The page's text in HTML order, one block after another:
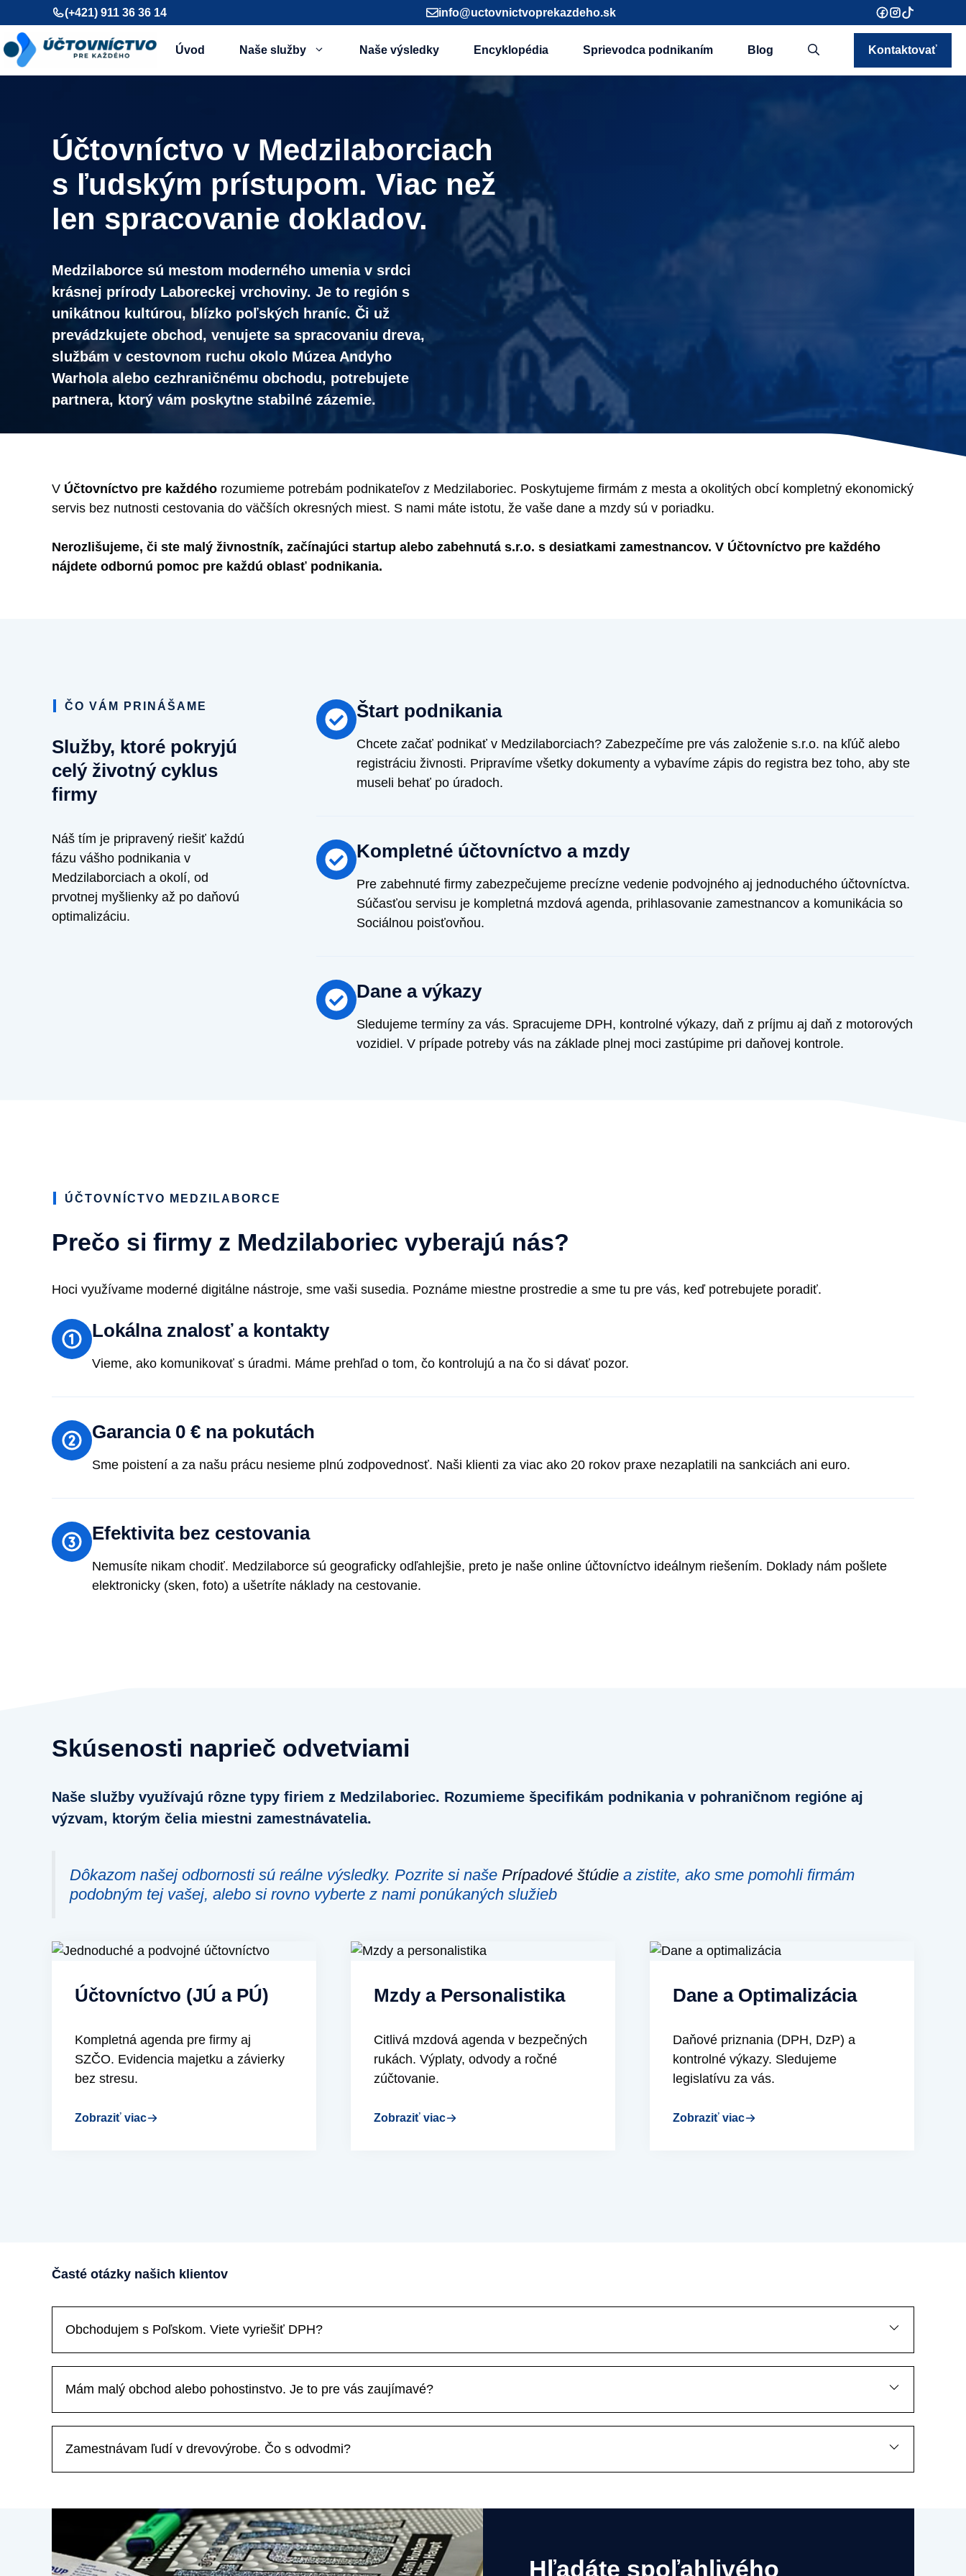
Preskočiť
na
obsah
(+421) 911 36 36 14 info@uctovnictvoprekazdeho.sk
Úvod Naše služby Naše výsledky Encyklopédia Sprievodca podnikaním Blog Kontaktovať
Účtovníctvo v Medzilaborciach
s ľudským prístupom. Viac než
len spracovanie dokladov.
Medzilaborce sú mestom moderného umenia v srdci
krásnej prírody Laboreckej vrchoviny. Je to región s
unikátnou kultúrou, blízko poľských hraníc. Či už
prevádzkujete obchod, venujete sa spracovaniu dreva,
službám v cestovnom ruchu okolo Múzea Andyho
Warhola alebo cezhraničnému obchodu, potrebujete
partnera, ktorý vám poskytne stabilné zázemie.
V Účtovníctvo pre každého rozumieme potrebám podnikateľov z Medzilaboriec. Poskytujeme firmám z mesta a okolitých obcí kompletný ekonomický
servis bez nutnosti cestovania do väčších okresných miest. S nami máte istotu, že vaše dane a mzdy sú v poriadku.
Nerozlišujeme, či ste malý živnostník, začínajúci startup alebo zabehnutá s.r.o. s desiatkami zamestnancov. V Účtovníctvo pre každého
nájdete odbornú pomoc pre každú oblasť podnikania.
ČO VÁM PRINÁŠAME
Služby, ktoré pokryjú
celý životný cyklus
firmy
Náš tím je pripravený riešiť každú
fázu vášho podnikania v
Medzilaborciach a okolí, od
prvotnej myšlienky až po daňovú
optimalizáciu.
Štart podnikania
Chcete začať podnikať v Medzilaborciach? Zabezpečíme pre vás založenie s.r.o. na kľúč alebo
registráciu živnosti. Pripravíme všetky dokumenty a vybavíme zápis do registra bez toho, aby ste
museli behať po úradoch.
Kompletné účtovníctvo a mzdy
Pre zabehnuté firmy zabezpečujeme precízne vedenie podvojného aj jednoduchého účtovníctva.
Súčasťou servisu je kompletná mzdová agenda, prihlasovanie zamestnancov a komunikácia so
Sociálnou poisťovňou.
Dane a výkazy
Sledujeme termíny za vás. Spracujeme DPH, kontrolné výkazy, daň z príjmu aj daň z motorových
vozidiel. V prípade potreby vás na základe plnej moci zastúpime pri daňovej kontrole.
ÚČTOVNÍCTVO MEDZILABORCE
Prečo si firmy z Medzilaboriec vyberajú nás?
Hoci využívame moderné digitálne nástroje, sme vaši susedia. Poznáme miestne prostredie a sme tu pre vás, keď potrebujete poradiť.
Lokálna znalosť a kontakty
Vieme, ako komunikovať s úradmi. Máme prehľad o tom, čo kontrolujú a na čo si dávať pozor.
Garancia 0 € na pokutách
Sme poistení a za našu prácu nesieme plnú zodpovednosť. Naši klienti za viac ako 20 rokov praxe nezaplatili na sankciách ani euro.
Efektivita bez cestovania
Nemusíte nikam chodiť. Medzilaborce sú geograficky odľahlejšie, preto je naše online účtovníctvo ideálnym riešením. Doklady nám pošlete
elektronicky (sken, foto) a ušetríte náklady na cestovanie.
Skúsenosti naprieč odvetviami
Naše služby využívajú rôzne typy firiem z Medzilaboriec. Rozumieme špecifikám podnikania v pohraničnom regióne aj
výzvam, ktorým čelia miestni zamestnávatelia.
Dôkazom našej odbornosti sú reálne výsledky. Pozrite si naše Prípadové štúdie a zistite, ako sme pomohli firmám
podobným tej vašej, alebo si rovno vyberte z nami ponúkaných služieb
Účtovníctvo (JÚ a PÚ)
Kompletná agenda pre firmy aj
SZČO. Evidencia majetku a závierky
bez stresu.
Zobraziť viac
Mzdy a Personalistika
Citlivá mzdová agenda v bezpečných
rukách. Výplaty, odvody a ročné
zúčtovanie.
Zobraziť viac
Dane a Optimalizácia
Daňové priznania (DPH, DzP) a
kontrolné výkazy. Sledujeme
legislatívu za vás.
Zobraziť viac
Časté otázky našich klientov
Obchodujem s Poľskom. Viete vyriešiť DPH?
Mám malý obchod alebo pohostinstvo. Je to pre vás zaujímavé?
Zamestnávam ľudí v drevovýrobe. Čo s odvodmi?
Hľadáte spoľahlivého